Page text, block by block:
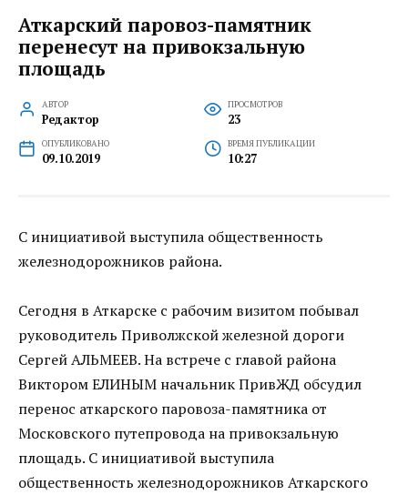
Аткарский паровоз-памятник
перенесут на привокзальную
площадь
АВТОР
Редактор
ПРОСМОТРОВ
23
ОПУБЛИКОВАНО
09.10.2019
ВРЕМЯ ПУБЛИКАЦИИ
10:27
С инициативой выступила общественность
железнодорожников района.
Сегодня в Аткарске с рабочим визитом побывал
руководитель Приволжской железной дороги
Сергей АЛЬМЕЕВ. На встрече с главой района
Виктором ЕЛИНЫМ начальник ПривЖД обсудил
перенос аткарского паровоза-памятника от
Московского путепровода на привокзальную
площадь. С инициативой выступила
общественность железнодорожников Аткарского